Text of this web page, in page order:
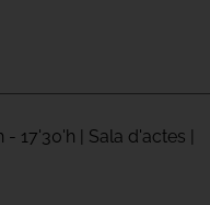
- 17'30'h | Sala d'actes |